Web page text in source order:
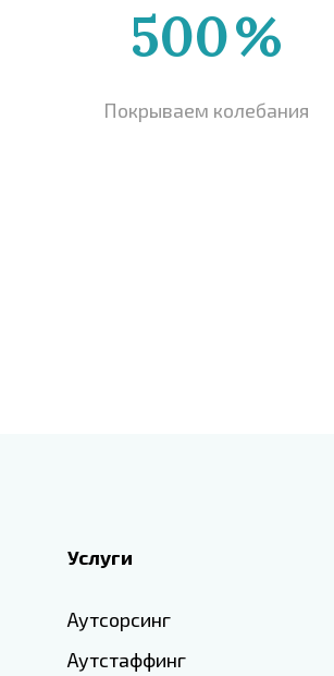
500%
Покрываем колебания
Услуги
Аутсорсинг
Аутстаффинг